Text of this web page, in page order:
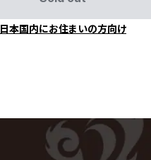
日本国内にお住まいの方向け